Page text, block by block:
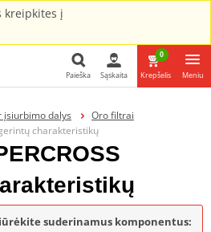
kreipkites į
Paieška Sąskaita
0
Krepšelis Meniu
įsiurbimo dalys
Oro filtrai
charakteristikų
suderinamus komponentus: